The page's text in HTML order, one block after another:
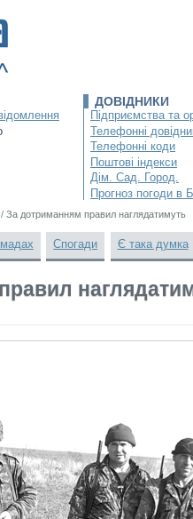
ДОВІДНИКИ
Підприємства та
Телефонні
Телефонні коди
Поштові індекси
Дім. Сад. Город.
Прогноз погоди в
/ За дотриманням правил наглядатимуть
Спогади Є така думка